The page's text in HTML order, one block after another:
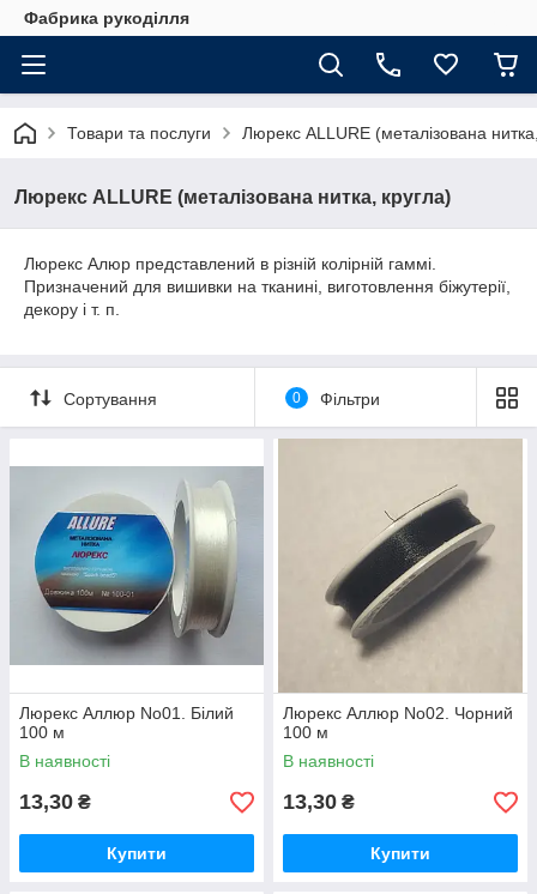
Фабрика рукоділля
Товари та послуги Люрекс ALLURE (металізована
Люрекс ALLURE (металізована нитка, кругла)
Люрекс Алюр представлений в різній колірній гаммі.
Призначений для вишивки на тканині, виготовлення біжутерії,
декору і т. п.
Сортування 0 Фільтри
Люрекс Аллюр No01. Білий
100 м
В наявності
13,30 ₴
Купити
Люрекс Аллюр No02. Чорний
100 м
В наявності
13,30 ₴
Купити